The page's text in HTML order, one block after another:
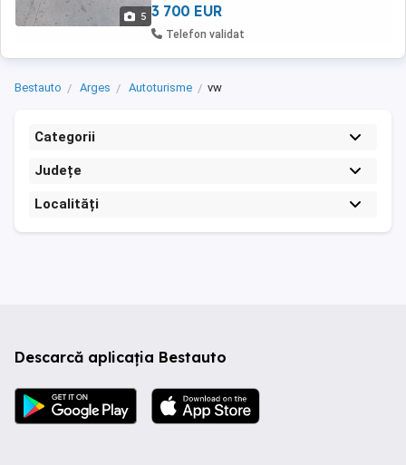
5 3 700 EUR
Telefon validat
Bestauto Arges Autoturisme vw
Categorii
Județe
Localități
Descarcă aplicația Bestauto